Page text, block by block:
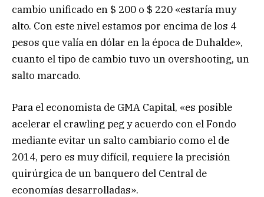
cambio unificado en $ 200 o $ 220 «estaría muy
alto. Con este nivel estamos por encima de los 4
pesos que valía en dólar en la época de Duhalde»,
cuanto el tipo de cambio tuvo un overshooting, un
salto marcado.
Para el economista de GMA Capital, «es posible
acelerar el crawling peg y acuerdo con el Fondo
mediante evitar un salto cambiario como el de
2014, pero es muy difícil, requiere la precisión
quirúrgica de un banquero del Central de
economías desarrolladas».